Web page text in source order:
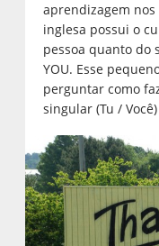
aprendizagem
inglesa possui o
pessoa quanto do
YOU. Esse
perguntar como
singular (Tu /